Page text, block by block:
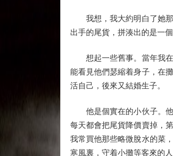
我想，我大約明白了她那
出手的尾貨，拼湊出的是一
想起一些舊事。當年我在
能看見他們瑟縮着身子，在
活自己，後來又結婚生子。
他是個實在的小伙子。他
每天都會把尾貨降價賣掉，
我常買他那些略微脫水的菜
寒風裏，守着小攤等客來的人